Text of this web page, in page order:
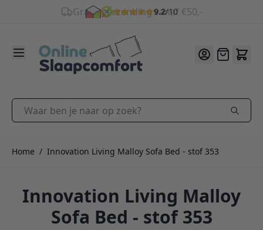
9.2/10
Offerte
Waar ben je naar op zoek?
Home / Innovation Living Malloy Sofa Bed - stof 353
Innovation Living Malloy
Sofa Bed - stof 353